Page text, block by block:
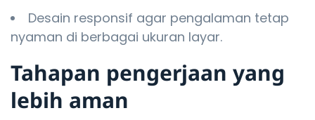
Desain responsif agar pengalaman tetap
nyaman di berbagai ukuran layar.
Tahapan pengerjaan yang
lebih aman